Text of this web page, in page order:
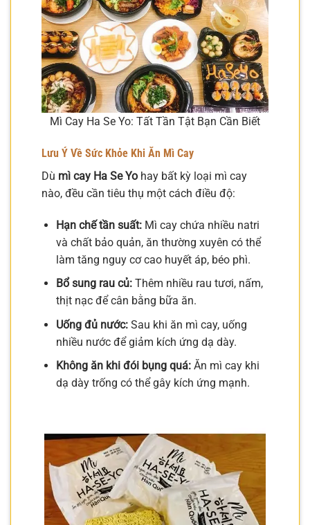
Mì Cay Ha Se Yo: Tất Tần Tật Bạn Cần Biết
Lưu Ý Về Sức Khỏe Khi Ăn Mì Cay
Dù mì cay Ha Se Yo hay bất kỳ loại mì cay
nào, đều cần tiêu thụ một cách điều độ:
Hạn chế tần suất:Mì cay chứa nhiều natri
và chất bảo quản, ăn thường xuyên có thể
làm tăng nguy cơ cao huyết áp, béo phì.
Bổ sung rau củ:Thêm nhiều rau tươi, nấm,
thịt nạc để cân bằng bữa ăn.
Uống đủ nước:Sau khi ăn mì cay, uống
nhiều nước để giảm kích ứng dạ dày.
Không ăn khi đói bụng quá:Ăn mì cay khi
dạ dày trống có thể gây kích ứng mạnh.